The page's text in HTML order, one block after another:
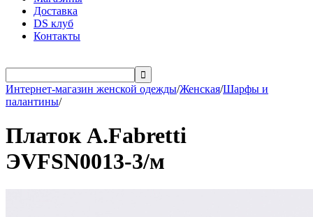
Доставка
DS клуб
Контакты

Интернет-магазин женской одежды/Женская/Шарфы и
палантины/
Платок A.Fabretti
ЭVFSN0013-3/м